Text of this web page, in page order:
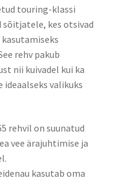
touring-klassi
kes otsivad
rehv pakub
nii kuivadel kui ka
valikuks
rehvil on suunatud
vee ärajuhtimise ja
kasutab oma